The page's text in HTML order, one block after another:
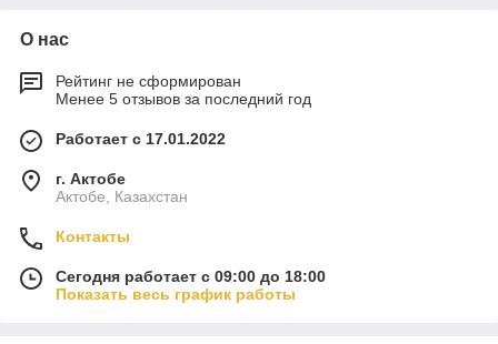
О нас
Рейтинг не сформирован
Менее 5 отзывов за последний год
Работает с 17.01.2022
г. Актобе
Актобе, Казахстан
Контакты
Сегодня работает с 09:00 до 18:00
Показать весь график работы